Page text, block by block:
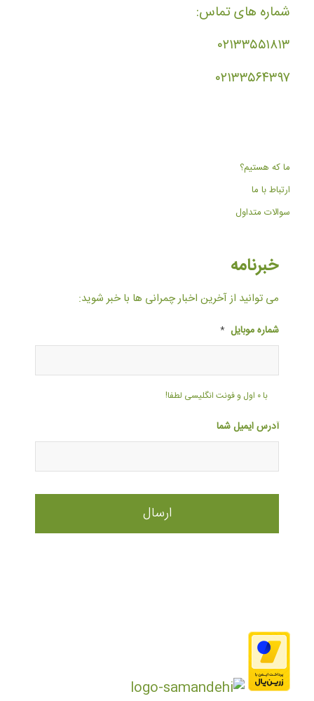
شماره های تماس:
۰۲۱۳۳۵۵۱۸۱۳
۰۲۱۳۳۵۶۴۳۹۷
ما که هستیم؟
ارتباط با ما
سوالات متداول
خبرنامه
می توانید از آخرین اخبار چمرانی ها با خبر شوید:
شماره موبایل *
با ۰ اول و فونت انگلیسی لطفا!
آدرس ایمیل شما